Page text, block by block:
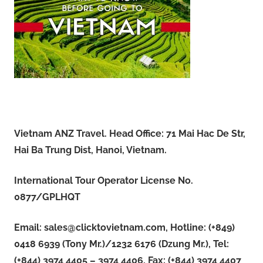
Vietnam ANZ Travel. Head Office: 71 Mai Hac De Str,
Hai Ba Trung Dist, Hanoi, Vietnam.
International Tour Operator License No.
0877/GPLHQT
Email: sales@clicktovietnam.com, Hotline: (+849)
0418 6939 (Tony Mr.)/1232 6176 (Dzung Mr.), Tel:
(+844) 3974 4405 – 3974 4406, Fax: (+844) 3974 4407